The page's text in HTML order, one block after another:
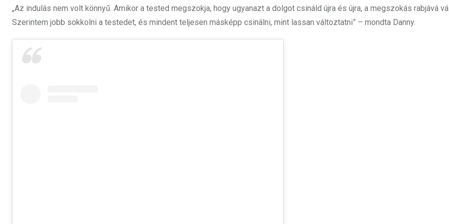
„Az indulás nem volt könnyű. Amikor a tested megszokja, hogy ugyanazt a dolgot csináld újra és újra, a megszokás rabjává
Szerintem jobb sokkolni a testedet, és mindent teljesen másképp csinálni, mint lassan változtatni” – mondta Danny.